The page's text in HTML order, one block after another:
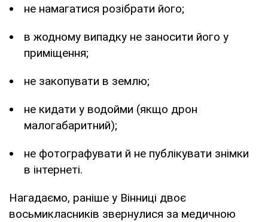
не намагатися розібрати його;
в жодному випадку не заносити його у
приміщення;
не закопувати в землю;
не кидати у водойми (якщо дрон
малогабаритний);
не фотографувати й не публікувати знімки
в інтернеті.
Нагадаємо, раніше у Вінниці двоє
восьмикласників звернулися за медичною